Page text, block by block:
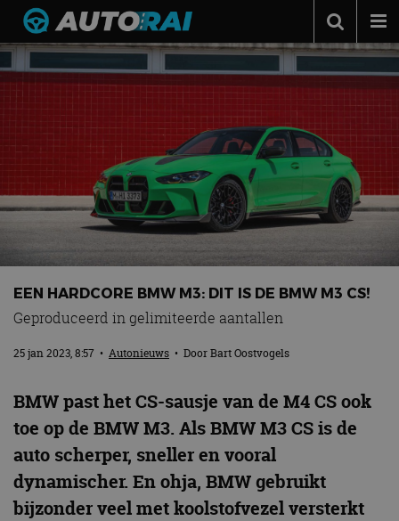
Autonieuws
Autotests
Adverteren
Contact
MotorRAI.nl
EEN HARDCORE BMW M3: DIT IS DE BMW M3 CS!
Geproduceerd in gelimiteerde aantallen
25 jan 2023, 8:57 • Autonieuws • DoorBart Oostvogels
BMW past het CS-sausje van de M4 CS ook
toe op de BMW M3. Als BMW M3 CS is de
auto scherper, sneller en vooral
dynamischer. En ohja, BMW gebruikt
bijzonder veel met koolstofvezel versterkt